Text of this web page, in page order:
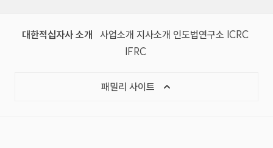
대한적십자사 소개 사업소개 지사소개 인도법연구소 ICRC
IFRC
패밀리 사이트